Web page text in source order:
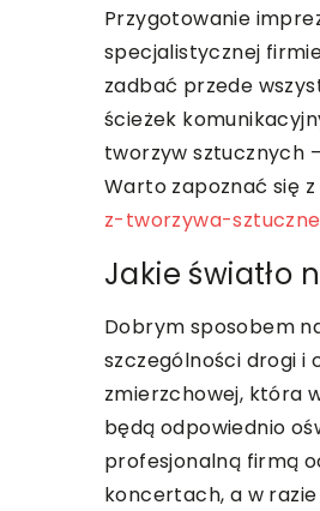
Przygotowanie
specjalistycznej
zadbać przede
ścieżek
tworzyw sztucznych
Warto zapoznać się
z-tworzywa-
Jakie światło
Dobrym sposobem
szczególności drogi i
zmierzchowej, która
będą odpowiednio
profesjonalną firmą
koncertach, a w